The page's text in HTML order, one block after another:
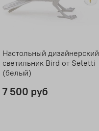
Настольный дизайнерский
светильник Bird от Seletti
(белый)
7 500 руб